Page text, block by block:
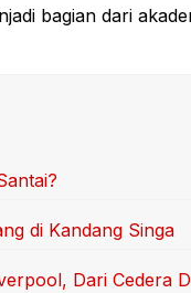
bagian dari
di Kandang Singa
Dari Cedera